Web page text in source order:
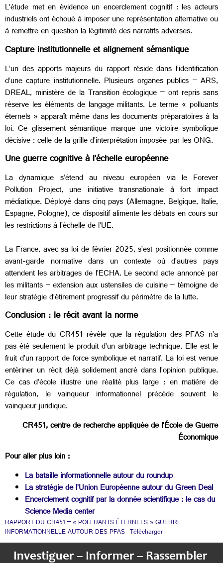
L’étude met en évidence un encerclement cognitif : les acteurs
industriels ont échoué à imposer une représentation alternative ou
à remettre en question la légitimité des narratifs adverses.
Capture institutionnelle et alignement sémantique
L’un des apports majeurs du rapport réside dans l’identification
d’une capture institutionnelle. Plusieurs organes publics – ARS,
DREAL, ministère de la Transition écologique – ont repris sans
réserve les éléments de langage militants. Le terme « polluants
éternels » apparaît même dans les documents préparatoires à la
loi. Ce glissement sémantique marque une victoire symbolique
décisive : celle de la grille d’interprétation imposée par les ONG.
Une guerre cognitive à l’échelle européenne
La dynamique s’étend au niveau européen via le Forever
Pollution Project, une initiative transnationale à fort impact
médiatique. Déployé dans cinq pays (Allemagne, Belgique, Italie,
Espagne, Pologne), ce dispositif alimente les débats en cours sur
les restrictions à l’échelle de l’UE.
La France, avec sa loi de février 2025, s’est positionnée comme
avant-garde normative dans un contexte où d’autres pays
attendent les arbitrages de l’ECHA. Le second acte annoncé par
les militants – extension aux ustensiles de cuisine – témoigne de
leur stratégie d’étirement progressif du périmètre de la lutte.
Conclusion : le récit avant la norme
Cette étude du CR451 révèle que la régulation des PFAS n’a
pas été seulement le produit d’un arbitrage technique. Elle est le
fruit d’un rapport de force symbolique et narratif. La loi est venue
entériner un récit déjà solidement ancré dans l’opinion publique.
Ce cas d’école illustre une réalité plus large : en matière de
régulation, le vainqueur informationnel précède souvent le
vainqueur juridique.
CR451, centre de recherche appliquée de l’École de Guerre
Économique
Pour aller plus loin :
La bataille informationnelle autour du roundup
La stratégie de l’Union Européenne autour du Green Deal
Encerclement cognitif par la donnée scientifique : le cas du
Science Media center
RAPPORT DU CR451 – « POLLUANTS ÉTERNELS » GUERRE
INFORMATIONNELLE AUTOUR DES PFAS Télécharger
Investiguer – Informer – Rassembler